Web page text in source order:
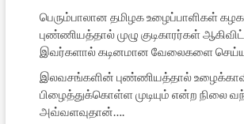
பெரும்பாலான தமிழக உழைப்பாளிகள்
புண்ணியத்தால் முழு குடிகாரர்கள்
இவர்களால் கடினமான வேலைகளை செய்ய
இலவசங்களின் புண்ணியத்தால்
பிழைத்துக்கொள்ள முடியும் என்ற நிலை
அவ்வளவுதான்….